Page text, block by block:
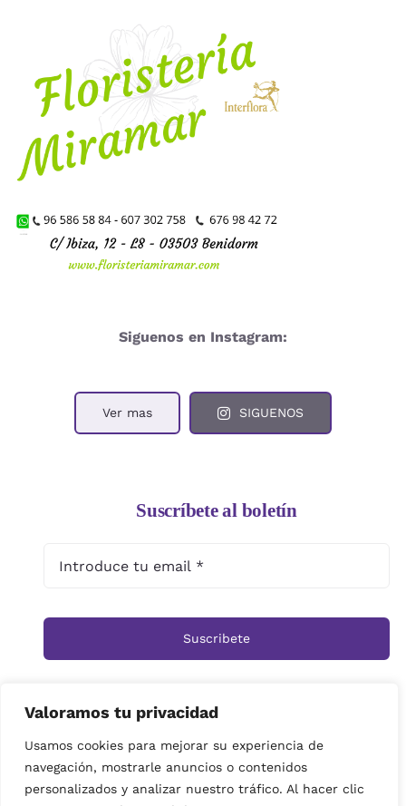
Valoramos tu privacidad
Usamos cookies para mejorar su experiencia de
navegación, mostrarle anuncios o contenidos
personalizados y analizar nuestro tráfico. Al hacer clic
Siguenos en Instagram:
Ver mas SIGUENOS
Suscríbete al boletín
Suscribete
Inicio Tienda Ramos Rosas
Centros
Cestas
Arreglos Funerarios
Contacto
Política de privacidad